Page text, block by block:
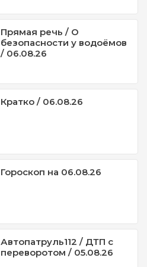
Прямая речь / О
безопасности у водоёмов
/ 06.08.26
Кратко / 06.08.26
Гороскоп на 06.08.26
Автопатруль112 / ДТП с
переворотом / 05.08.26